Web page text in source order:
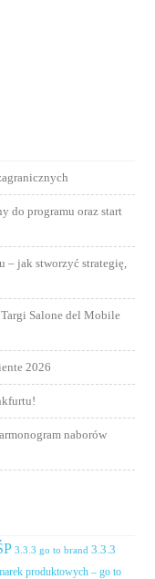
do programu oraz start
– jak stworzyć strategię,
Salone del Mobile
2026
naborów
3.3.3 go to brand 3.3.3
produktowych – go to